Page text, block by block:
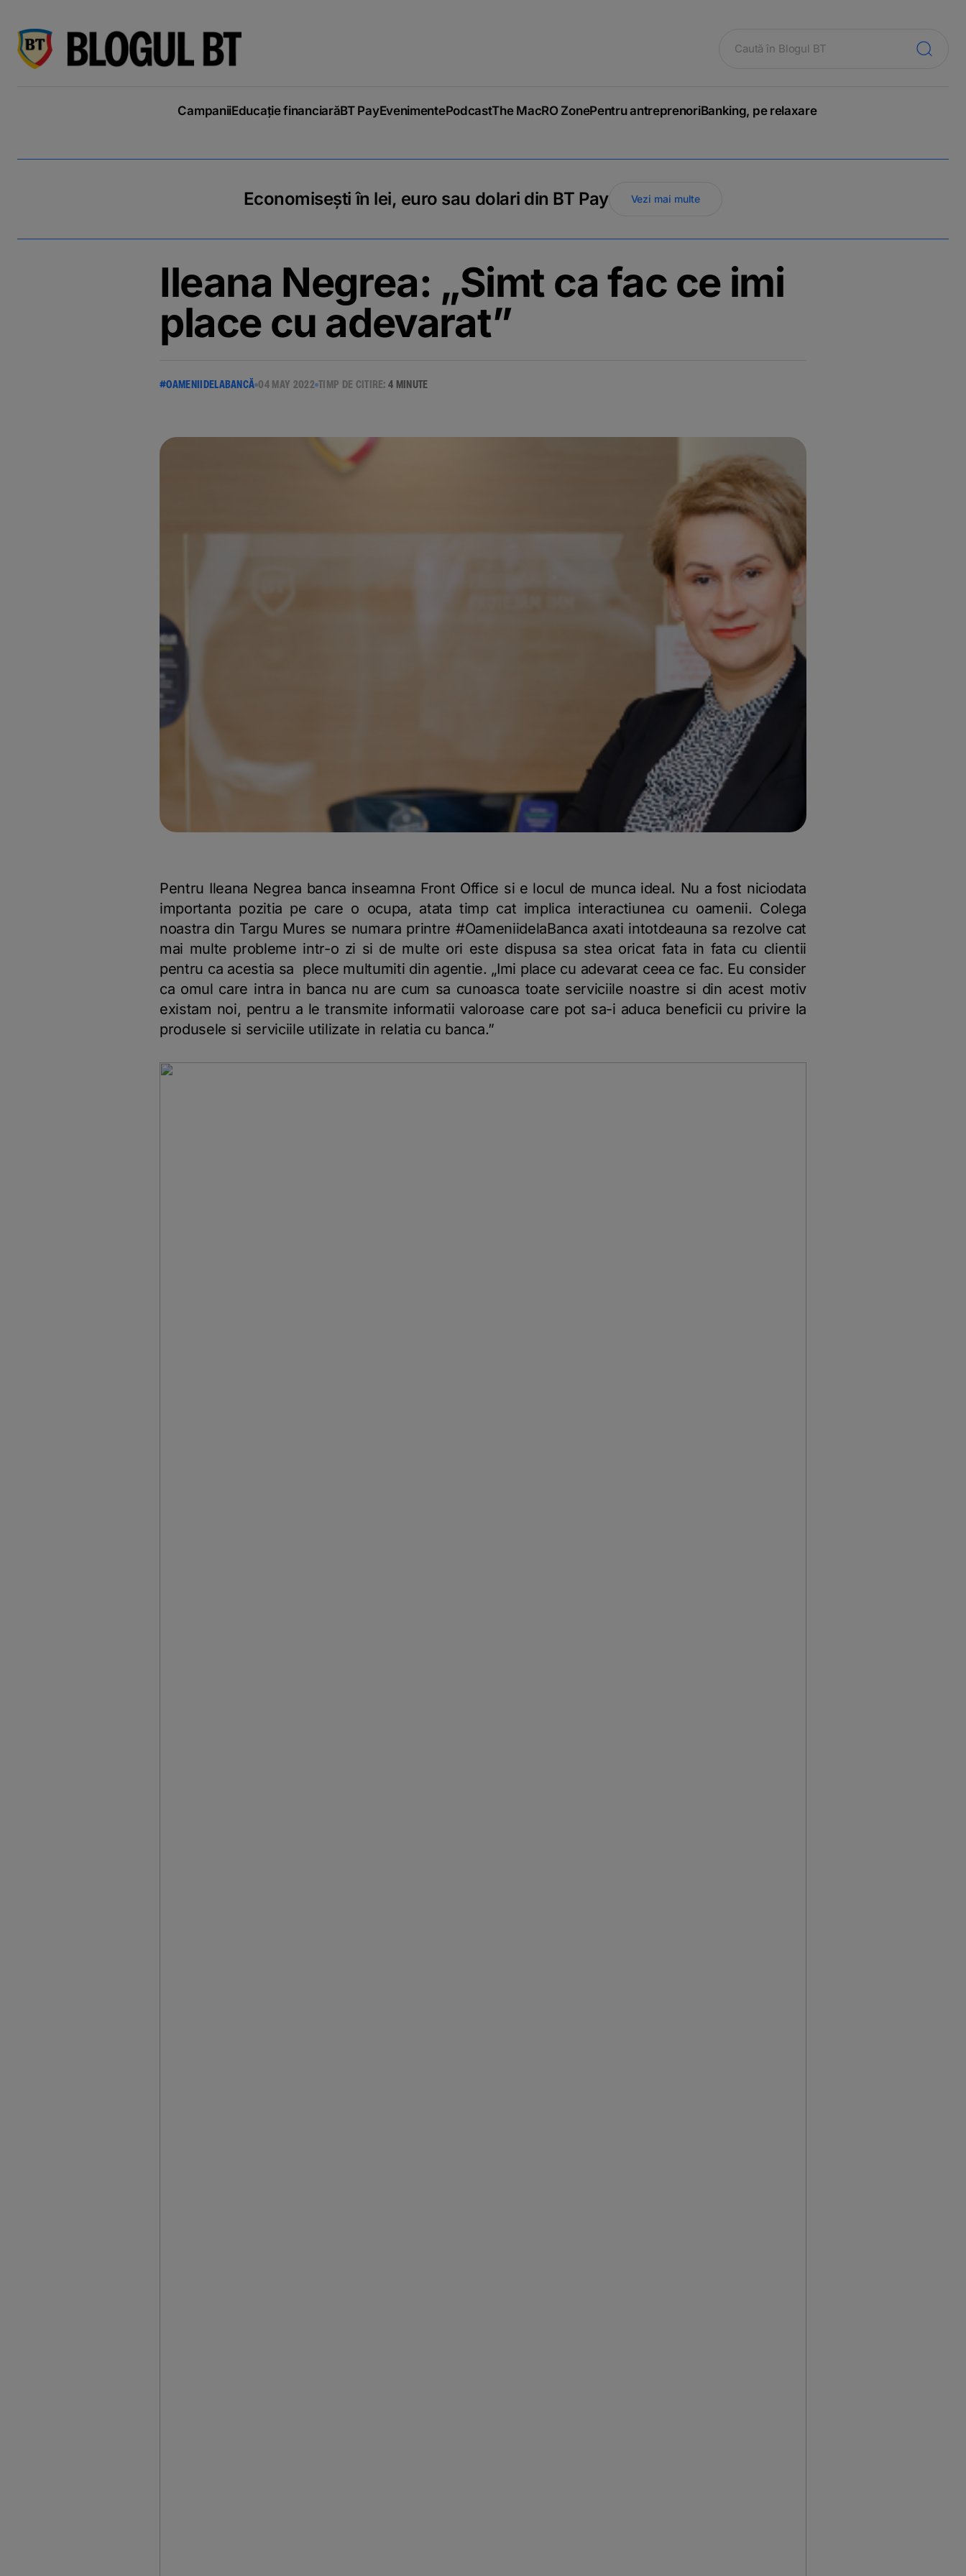
CampaniiEducație financiarăBT PayEvenimentePodcastThe MacRO ZonePentru antreprenoriBanking, pe relaxare
Economisești în lei, euro sau dolari din BT Pay Vezi mai multe
Ileana Negrea: „Simt ca fac ce imi
place cu adevarat”
#OAMENIIDELABANCĂ 04 MAY 2022 TIMP DE CITIRE:4 MINUTE
Pentru Ileana Negrea banca inseamna Front Office si e locul de munca ideal. Nu a fost niciodata
importanta pozitia pe care o ocupa, atata timp cat implica interactiunea cu oamenii. Colega
noastra din Targu Mures se numara printre #OameniidelaBanca axati intotdeauna sa rezolve cat
mai multe probleme intr-o zi si de multe ori este dispusa sa stea oricat fata in fata cu clientii
pentru ca acestia sa plece multumiti din agentie. „Imi place cu adevarat ceea ce fac. Eu consider
ca omul care intra in banca nu are cum sa cunoasca toate serviciile noastre si din acest motiv
existam noi, pentru a le transmite informatii valoroase care pot sa-i aduca beneficii cu privire la
produsele si serviciile utilizate in relatia cu banca.”